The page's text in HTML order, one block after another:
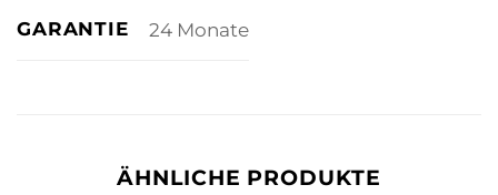
GARANTIE 24 Monate
ÄHNLICHE PRODUKTE